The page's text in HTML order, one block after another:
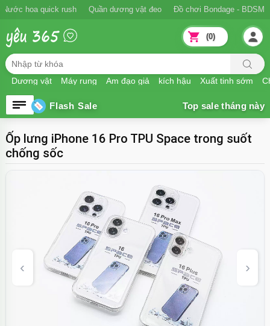
Ngăn xuất tinh sớm Nước hoa quick rush Quần dương vật đeo Đồ
Dương vật Máy rung Âm đạo giả kích hậu Xuất tinh sớm
(0)
Flash Sale
Ốp lưng iPhone 16 Pro TPU Space trong suốt
chống sốc